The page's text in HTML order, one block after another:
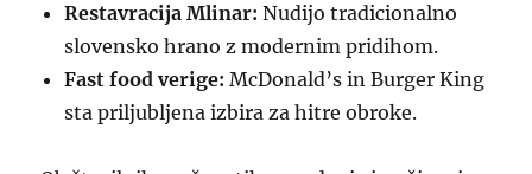
Restavracija Mlinar: Nudijo tradicionalno
slovensko hrano z modernim pridihom.
Fast food verige: McDonald’s in Burger King
sta priljubljena izbira za hitre obroke.